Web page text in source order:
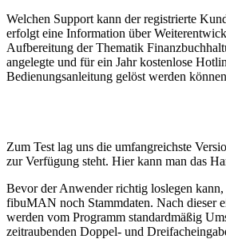
Welchen Support kann der registrierte
erfolgt eine Information über
Aufbereitung der Thematik
angelegte und für ein Jahr kostenlose
Bedienungsanleitung gelöst werden
Zum Test lag uns die umfangreichste
zur Verfügung steht. Hier kann man das
Bevor der Anwender richtig loslegen
fibuMAN noch Stammdaten. Nach dieser
werden vom Programm standardmäßig
zeitraubenden Doppel- und